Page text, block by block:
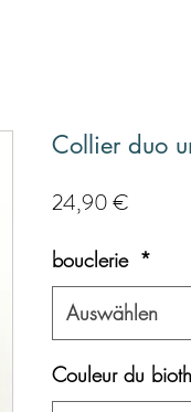
Collier duo
24,90 €
bouclerie *
Auswählen
Couleur du